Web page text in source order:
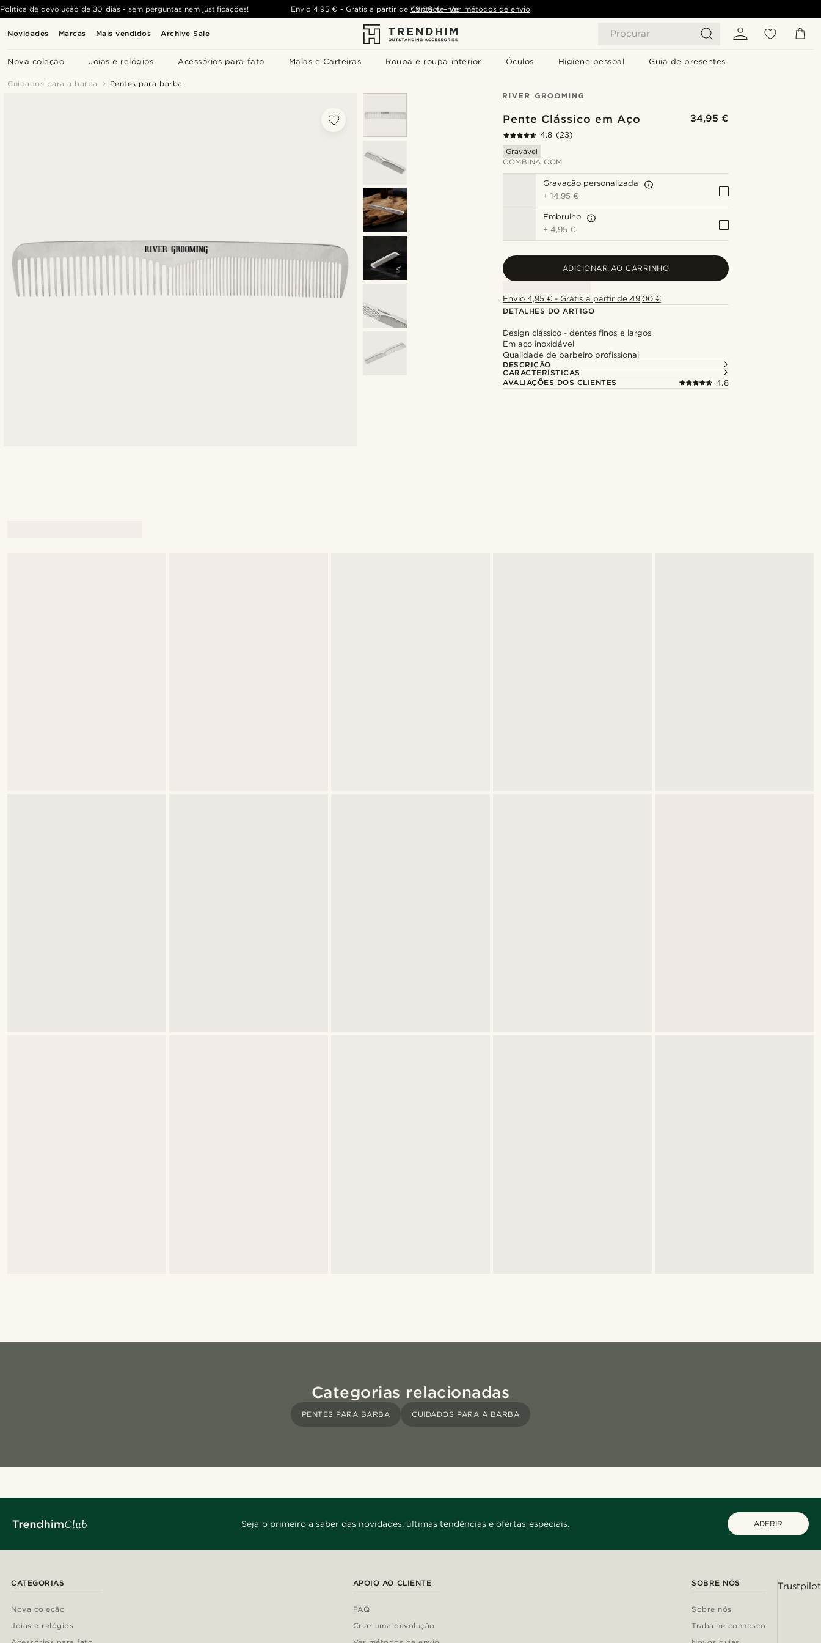
Novidades Marcas Mais vendidos Archive Sale Procurar
Nova coleção Joias e relógios Acessórios para fato Malas e Carteiras Roupa e roupa interior Óculos Higiene pessoal Guia de presentes
Política de devolução de 30 dias - sem perguntas nem justificações! Envio 4,95 € - Grátis a partir de 49,00 € - Ver métodos de envio
Contacte-nos
Cuidados para a barba Pentes para barba
Pente Clássico em Aço 34,95 €
4.8 (23)
Gravável
COMBINA COM
Gravação personalizada
+14,95 €
Embrulho
+4,95 €
ADICIONAR AO CARRINHO
Envio 4,95 € - Grátis a partir de 49,00 €
DETALHES DO ARTIGO
Design clássico - dentes finos e largos
Em aço inoxidável
Qualidade de barbeiro profissional
DESCRIÇÃO
CARACTERÍSTICAS
AVALIAÇÕES DOS CLIENTES
4.8
Categorias relacionadas
PENTES PARA BARBA CUIDADOS PARA A BARBA
Seja o primeiro a saber das novidades, últimas tendências e ofertas especiais. ADERIR
CATEGORIAS
Nova coleção
Joias e relógios
APOIO AO CLIENTE
FAQ
Criar uma devolução
SOBRE NÓS
Sobre nós
Trabalhe connosco
Trustpilot